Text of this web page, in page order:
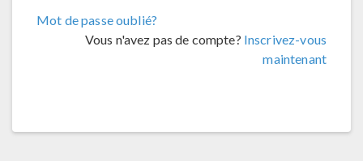
Mot de passe oublié?
Vous n'avez pas de compte? Inscrivez-vous
maintenant